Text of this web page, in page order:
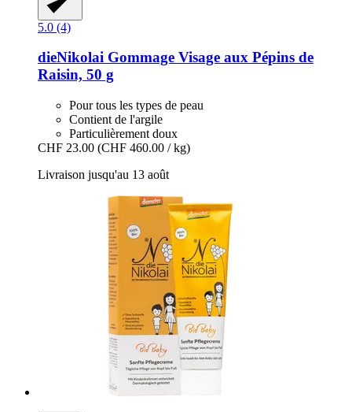
5.0 (4)
dieNikolai Gommage Visage aux Pépins de
Raisin, 50 g
Pour tous les types de peau
Contient de l'argile
Particulièrement doux
CHF 23.00 (CHF 460.00 / kg)
Livraison jusqu'au 13 août